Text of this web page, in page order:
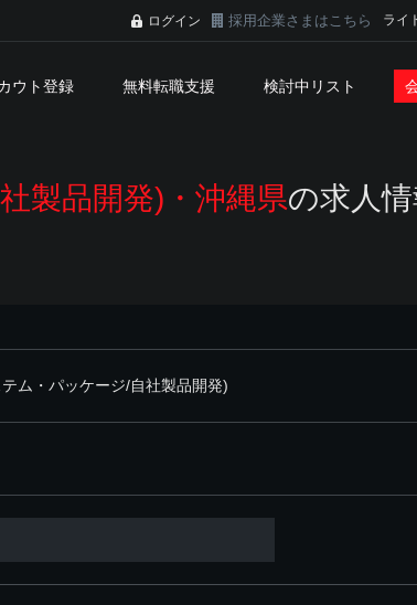
ログイン 採用企業さまはこちら ライ
ウト登録 無料転職支援 検討中リスト
製品開発)・沖縄県の求人情
ム・パッケージ/自社製品開発)